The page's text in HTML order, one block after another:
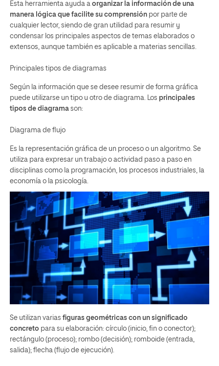
Esta herramienta ayuda a organizar la información de una
manera lógica que facilite su comprensión por parte de
cualquier lector, siendo de gran utilidad para resumir y
condensar los principales aspectos de temas elaborados o
extensos, aunque también es aplicable a materias sencillas.
Principales tipos de diagramas
Según la información que se desee resumir de forma gráfica
puede utilizarse un tipo u otro de diagrama. Los principales
tipos de diagrama son:
Diagrama de flujo
Es la representación gráfica de un proceso o un algoritmo. Se
utiliza para expresar un trabajo o actividad paso a paso en
disciplinas como la programación, los procesos industriales, la
economía o la psicología.
Se utilizan varias figuras geométricas con un significado
concreto para su elaboración: círculo (inicio, fin o conector);
rectángulo (proceso); rombo (decisión); romboide (entrada,
salida); flecha (flujo de ejecución).